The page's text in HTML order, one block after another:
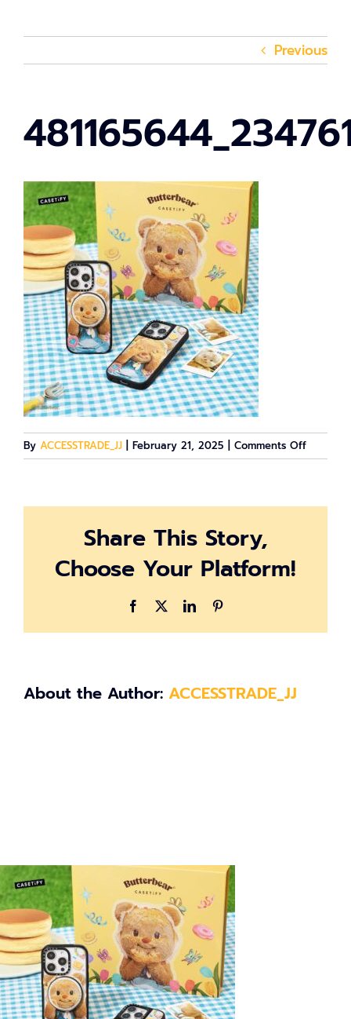
Previous
By ACCESSTRADE_JJ February 21, 2025 Comments Offon
Share This Story,
Choose Your Platform!
Facebook LinkedIn
About the Author: ACCESSTRADE_JJ